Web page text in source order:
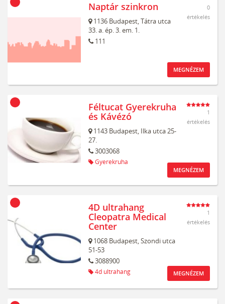
Naptár szinkron
1136 Budapest,Tátra utca
33. a. ép. 3. em. 1.
111
0
értékelés
MEGNÉZEM
Féltucat Gyerekruha
és Kávézó
1143 Budapest, Ilka utca 25-
27.
3003068
Gyerekruha
1
értékelés
MEGNÉZEM
4D ultrahang
Cleopatra Medical
Center
1068 Budapest,Szondi utca
51-53
3088900
4d ultrahang
1
értékelés
MEGNÉZEM